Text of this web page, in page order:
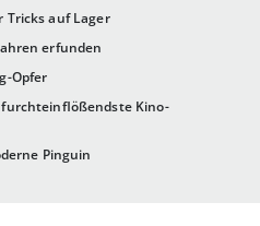
Tricks auf Lager
erfunden
Opfer
Kino-
Pinguin